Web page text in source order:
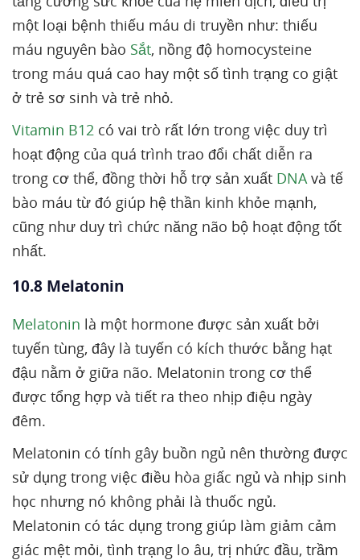
một loại bệnh thiếu máu di truyền như: thiếu
máu nguyên bào Sắt, nồng độ homocysteine
trong máu quá cao hay một số tình trạng co giật
ở trẻ sơ sinh và trẻ nhỏ.
Vitamin B12 có vai trò rất lớn trong việc duy trì
hoạt động của quá trình trao đổi chất diễn ra
trong cơ thể, đồng thời hỗ trợ sản xuất DNAvà tế
bào máu từ đó giúp hệ thần kinh khỏe mạnh,
cũng như duy trì chức năng não bộ hoạt động tốt
nhất.
10.8 Melatonin
Melatonin là một hormone được sản xuất bởi
tuyến tùng, đây là tuyến có kích thước bằng hạt
đậu nằm ở giữa não. Melatonin trong cơ thể
được tổng hợp và tiết ra theo nhịp điệu ngày
đêm.
Melatonin có tính gây buồn ngủ nên thường được
sử dụng trong việc điều hòa giấc ngủ và nhịp sinh
học nhưng nó không phải là thuốc ngủ.
Melatonin có tác dụng trong giúp làm giảm cảm
giác mệt mỏi, tình trạng lo âu, trị nhức đầu, trầm